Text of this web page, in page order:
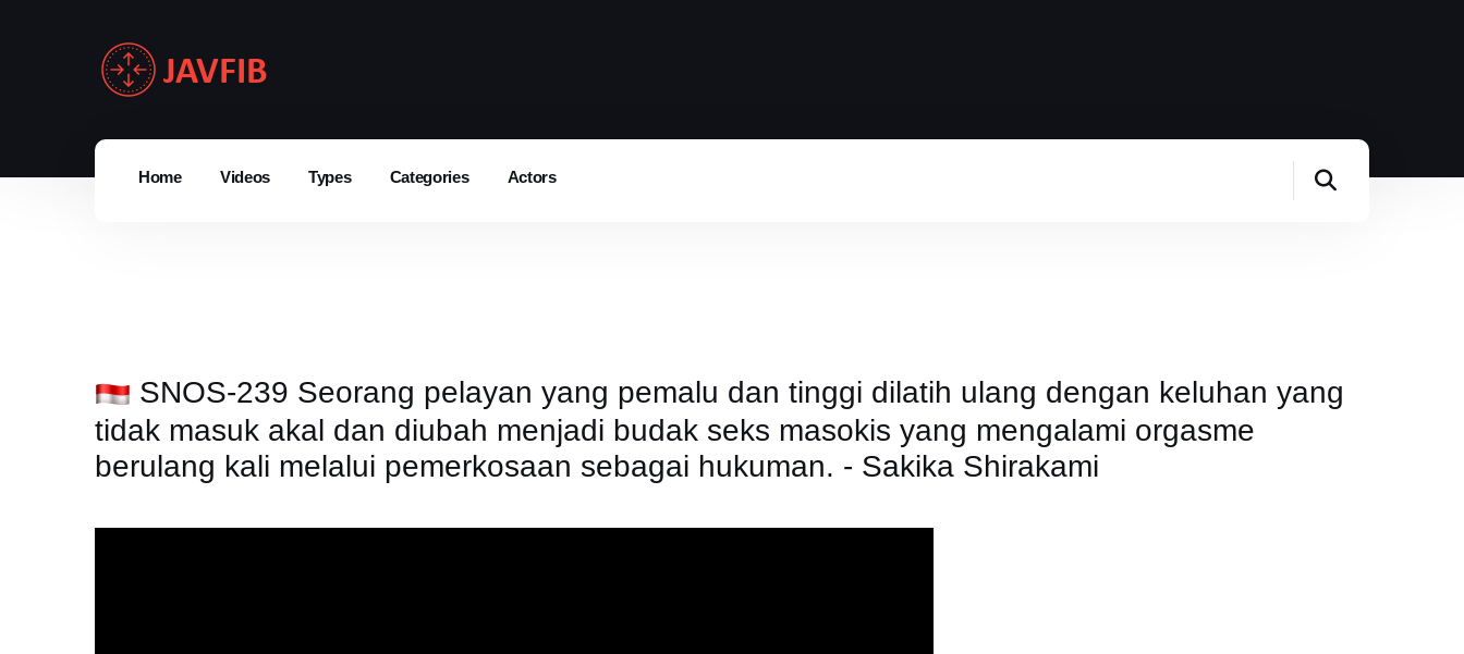
Home Videos Types Categories Actors
SNOS-239 Seorang pelayan yang pemalu dan tinggi dilatih ulang dengan keluhan yang
tidak masuk akal dan diubah menjadi budak seks masokis yang mengalami orgasme
berulang kali melalui pemerkosaan sebagai hukuman. - Sakika Shirakami